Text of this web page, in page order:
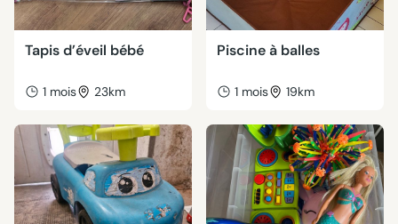
Tapis d’éveil bébé
1 mois 23km
Piscine à balles
1 mois 19km